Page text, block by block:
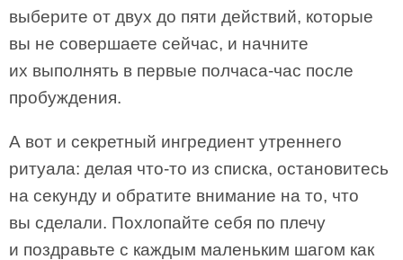
выберите от двух до пяти действий, которые
вы не совершаете сейчас, и начните
их выполнять в первые полчаса-час после
пробуждения.
А вот и секретный ингредиент утреннего
ритуала: делая что-то из списка, остановитесь
на секунду и обратите внимание на то, что
вы сделали. Похлопайте себя по плечу
и поздравьте с каждым маленьким шагом как